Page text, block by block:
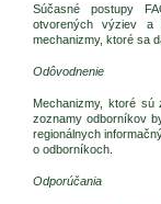
Súčasné postupy
otvorených výziev a
mechanizmy, ktoré sa
Odôvodnenie
Mechanizmy, ktoré sú
zoznamy odborníkov
regionálnych
o odborníkoch.
Odporúčania